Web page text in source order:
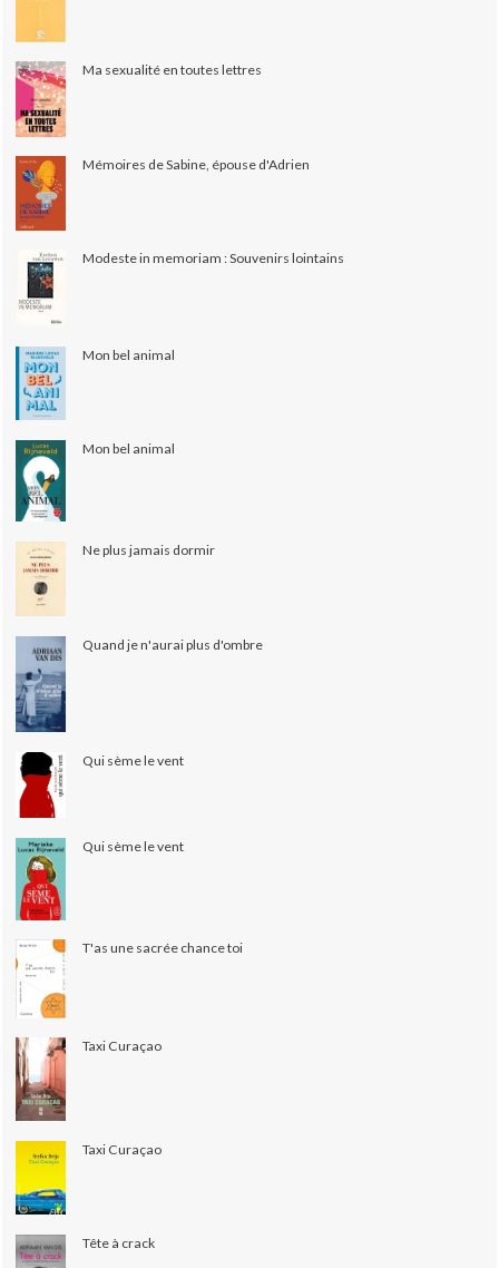
Ma sexualité en toutes lettres
Mémoires de Sabine, épouse d'Adrien
Modeste in memoriam : Souvenirs lointains
Mon bel animal
Mon bel animal
Ne plus jamais dormir
Quand je n'aurai plus d'ombre
Qui sème le vent
Qui sème le vent
T'as une sacrée chance toi
Taxi Curaçao
Taxi Curaçao
Tête à crack